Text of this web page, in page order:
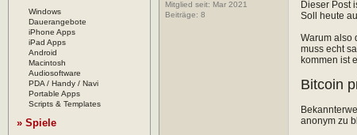
Windows
Dauerangebote
iPhone Apps
iPad Apps
Android
Macintosh
Audiosoftware
PDA / Handy / Navi
Portable Apps
Scripts & Templates
» Spiele
Mitglied seit: Mar 2021
Beiträge: 8
Dieser Post
Soll heute
Warum also
muss echt
kommen ist
Bitcoin
anonym zu